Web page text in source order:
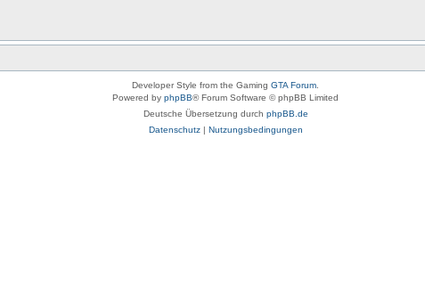
Developer Style from the Gaming GTA Forum
Powered by phpBB® Forum Software © phpBB Limited
Deutsche Übersetzung durch phpBB.de
Datenschutz| Nutzungsbedingungen